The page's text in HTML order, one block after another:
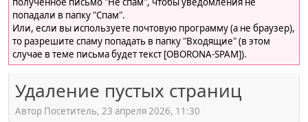
попадали в папку "Спам".
Или, если вы используете почтовую программу (а не браузер),
то разрешите спаму попадать в папку "Входящие" (в этом
случае в теме письма будет текст [OBORONA-SPAM]).
Удаление пустых страниц
Автор Посетитель, 23 апреля 2026, 11:30